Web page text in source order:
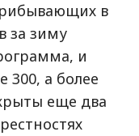
в
за зиму
и
а более
еще два